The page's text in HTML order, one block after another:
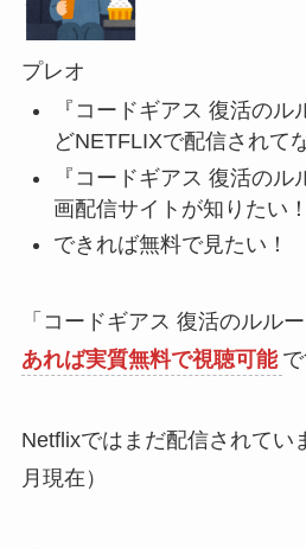
プレオ
『コードギアス 復活の
どNETFLIXで配信されて
『コードギアス 復活の
画配信サイトが知りたい！
できれば無料で見たい！
「コードギアス 復活のルル
あれば実質無料で視聴可能 で
Netflixではまだ配信されてい
月現在）